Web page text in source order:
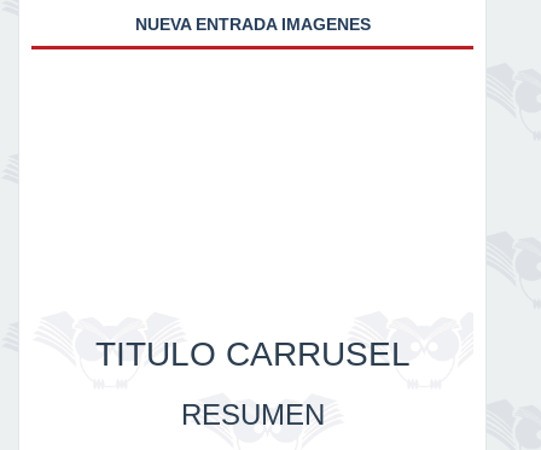
NUEVA ENTRADA IMAGENES
TITULO CARRUSEL
RESUMEN